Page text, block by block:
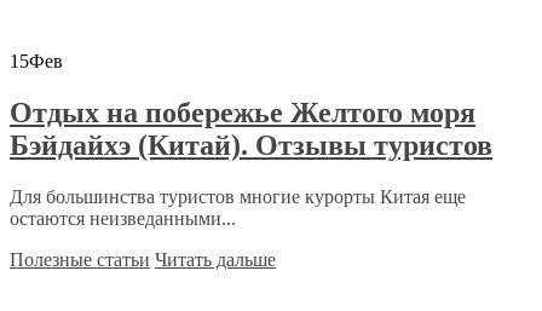
15Фев
Отдых на побережье Желтого моря
Бэйдайхэ (Китай). Отзывы туристов
Для большинства туристов многие курорты Китая еще
остаются неизведанными...
Полезные статьи Читать дальше